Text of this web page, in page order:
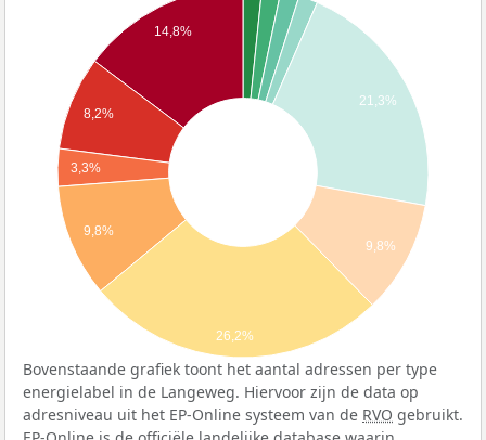
21,3%
9,8%
14,8%
8,2%
3,3%
9,8%
26,2%
Bovenstaande grafiek toont het aantal adressen per type
energielabel in de Langeweg. Hiervoor zijn de data op
adresniveau uit het EP-Online systeem van de RVO gebruikt.